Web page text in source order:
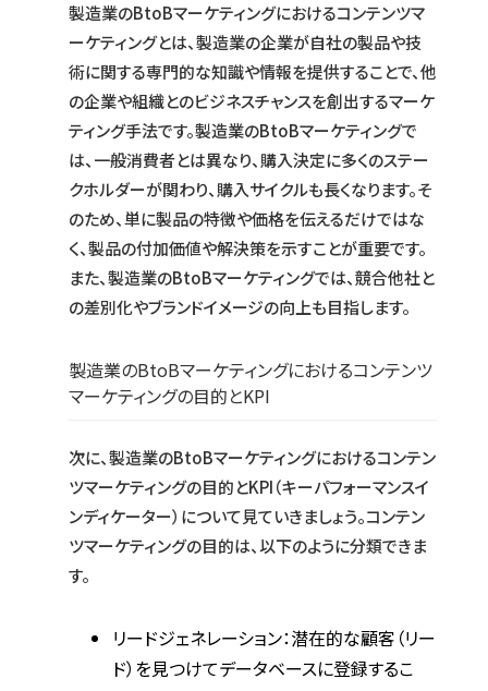
製造業のBtoBマーケティングにおけるコンテンツマ
ーケティングとは、製造業の企業が自社の製品や技
術に関する専門的な知識や情報を提供することで、他
の企業や組織とのビジネスチャンスを創出するマーケ
ティング手法です。製造業のBtoBマーケティングで
は、一般消費者とは異なり、購入決定に多くのステー
クホルダーが関わり、購入サイクルも長くなります。そ
のため、単に製品の特徴や価格を伝えるだけではな
く、製品の付加価値や解決策を示すことが重要です。
また、製造業のBtoBマーケティングでは、競合他社と
の差別化やブランドイメージの向上も目指します。
製造業のBtoBマーケティングにおけるコンテンツ
マーケティングの目的とKPI
次に、製造業のBtoBマーケティングにおけるコンテン
ツマーケティングの目的とKPI（キーパフォーマンスイ
ンディケーター）について見ていきましょう。コンテン
ツマーケティングの目的は、以下のように分類できま
す。
リードジェネレーション：潜在的な顧客（リー
ド）を見つけてデータベースに登録するこ